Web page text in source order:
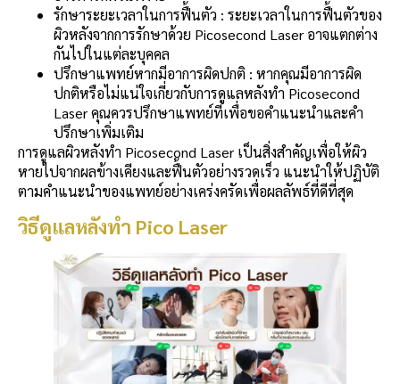
รักษาระยะเวลาในการฟื้นตัว : ระยะเวลาในการฟื้นตัวของ
ผิวหลังจากการรักษาด้วย Picosecond Laser อาจแตกต่าง
กันไปในแต่ละบุคคล
ปรึกษาแพทย์หากมีอาการผิดปกติ : หากคุณมีอาการผิด
ปกติหรือไม่แน่ใจเกี่ยวกับการดูแลหลังทำ Picosecond
Laser คุณควรปรึกษาแพทย์ที่เพื่อขอคำแนะนำและคำ
ปรึกษาเพิ่มเติม
การดูแลผิวหลังทำ Picosecond Laser เป็นสิ่งสำคัญเพื่อให้ผิว
หายไปจากผลข้างเคียงและฟื้นตัวอย่างรวดเร็ว แนะนำให้ปฏิบัติ
ตามคำแนะนำของแพทย์อย่างเคร่งครัดเพื่อผลลัพธ์ที่ดีที่สุด
วิธีดูแลหลังทำ Pico Laser